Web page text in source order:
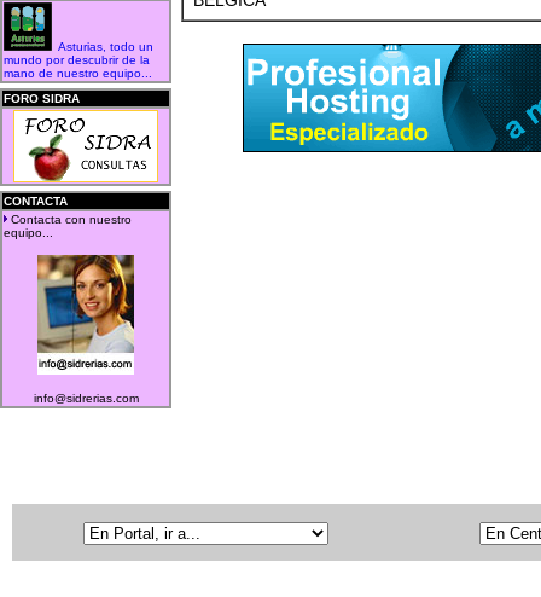
Asturias, todo un
mundo por descubrir de la
mano de nuestro equipo...
FORO SIDRA
CONTACTA
Contacta con nuestro
equipo...
info@sidrerias.com